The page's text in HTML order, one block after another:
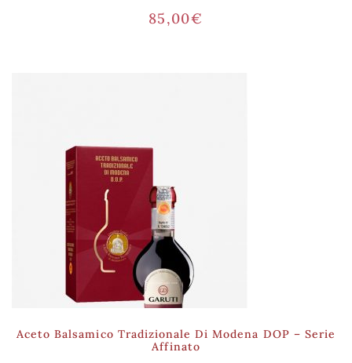
85,00€
Aceto Balsamico Tradizionale Di Modena DOP – Serie
Affinato